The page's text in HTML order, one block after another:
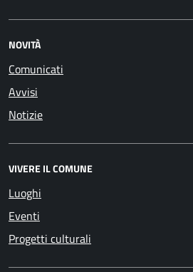
NOVITÀ
Comunicati
Avvisi
Notizie
VIVERE IL COMUNE
Luoghi
Eventi
Progetti culturali